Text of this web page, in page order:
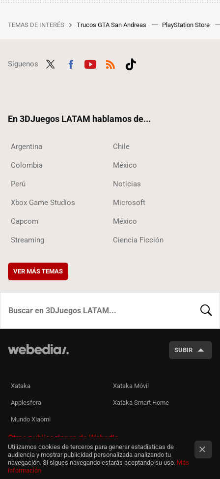
TEMAS DE INTERÉS Trucos GTA San Andreas PlayStation Store
Síguenos
En 3DJuegos LATAM hablamos de...
Argentina Chile
Colombia México
Perú Noticias
Xbox Game Studios Microsoft
Capcom México
Streaming Ciencia Ficción
VER MÁS TEMAS
SUBIR
Xataka Xataka Móvil
Applesfera Xataka Smart Home
Mundo Xiaomi
Otras publicaciones de Webedia
Utilizamos cookies de terceros para generar estadísticas de
audiencia y mostrar publicidad personalizada analizando tu
navegación. Si sigues navegando estarás aceptando su uso. Más
información